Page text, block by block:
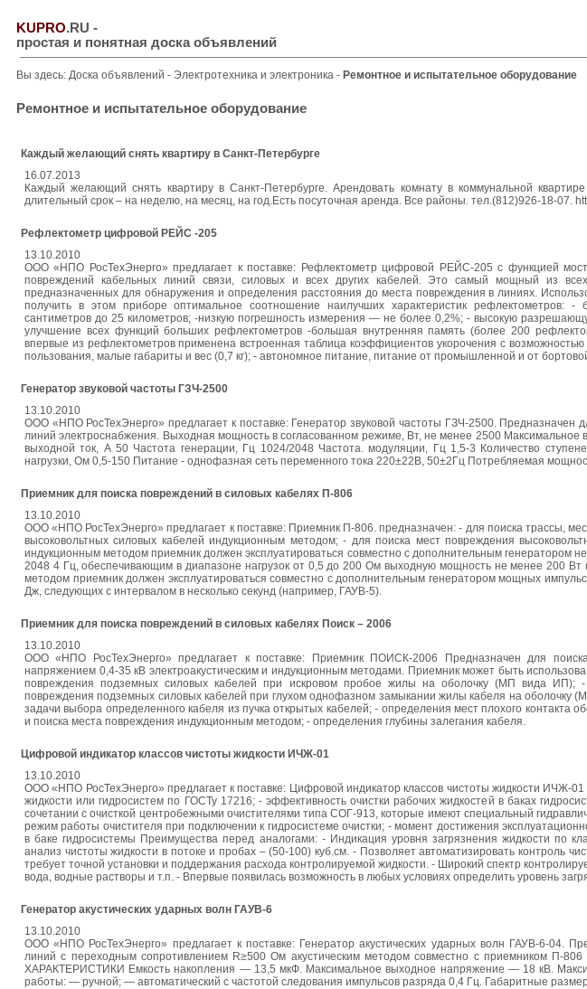
KUPRO.RU -
простая и понятная доска объявлений
Вы здесь: Доска объявлений - Электротехника и электроника - Ремонтное и испытательное оборудование
Ремонтное и испытательное оборудование
Каждый желающий снять квартиру в Санкт-Петербурге
16.07.2013
Каждый желающий снять квартиру в Санкт-Петербурге. Арендовать комнату в коммунальной
длительный срок – на неделю, на месяц, на год.Есть посуточная аренда. Все районы. тел.(812)926-18-07.
Рефлектометр цифровой РЕЙС -205
13.10.2010
ООО «НПО РосТехЭнерго» предлагает к поставке: Рефлектометр цифровой РЕЙС-205 с функцией
повреждений кабельных линий связи, силовых и всех других кабелей. Это самый мощный из
предназначенных для обнаружения и определения расстояния до места повреждения в линиях.
получить в этом приборе оптимальное соотношение наилучших характеристик рефлектометров:
сантиметров до 25 километров; -низкую погрешность измерения — не более 0,2%; - высокую
улучшение всех функций больших рефлектометров -большая внутренняя память (более 200
впервые из рефлектометров применена встроенная таблица коэффициентов укорочения с
пользования, малые габариты и вес (0,7 кг); - автономное питание, питание от промышленной и от
Генератор звуковой частоты ГЗЧ-2500
13.10.2010
ООО «НПО РосТехЭнерго» предлагает к поставке: Генератор звуковой частоты ГЗЧ-2500. Предназначен
линий электроснабжения. Выходная мощность в согласованном режиме, Вт, не менее 2500
выходной ток, А 50 Частота генерации, Гц 1024/2048 Частота. модуляции, Гц 1,5-3 Количество
нагрузки, Ом 0,5-150 Питание - однофазная сеть переменного тока 220±22В, 50±2Гц Потребляемая
Приемник для поиска повреждений в силовых кабелях П-806
13.10.2010
ООО «НПО РосТехЭнерго» предлагает к поставке: Приемник П-806. предназначен: - для поиска трассы,
высоковольтных силовых кабелей индукционным методом; - для поиска мест повреждения
индукционным методом приемник должен эксплуатироваться совместно с дополнительным генератором
2048 4 Гц, обеспечивающим в диапазоне нагрузок от 0,5 до 200 Ом выходную мощность не менее 200 Вт
методом приемник должен эксплуатироваться совместно с дополнительным генератором мощных
Дж, следующих с интервалом в несколько секунд (например, ГАУВ-5).
Приемник для поиска повреждений в силовых кабелях Поиск – 2006
13.10.2010
ООО «НПО РосТехЭнерго» предлагает к поставке: Приемник ПОИСК-2006 Предназначен для
напряжением 0,4-35 кВ электроакустическим и индукционным методами. Приемник может быть
повреждения подземных силовых кабелей при искровом пробое жилы на оболочку (МП вида ИП); -
повреждения подземных силовых кабелей при глухом однофазном замыкании жилы кабеля на оболочку
задачи выбора определенного кабеля из пучка открытых кабелей; - определения мест плохого контакта
и поиска места повреждения индукционным методом; - определения глубины залегания кабеля.
Цифровой индикатор классов чистоты жидкости ИЧЖ-01
13.10.2010
ООО «НПО РосТехЭнерго» предлагает к поставке: Цифровой индикатор классов чистоты жидкости ИЧЖ-01
жидкости или гидросистем по ГОСТу 17216; - эффективность очистки рабочих жидкостей в баках
сочетании с очисткой центробежными очистителями типа СОГ-913, которые имеют специальный
режим работы очистителя при подключении к гидросистеме очистки; - момент достижения
в баке гидросистемы Преимущества перед аналогами: - Индикация уровня загрязнения жидкости по
анализ чистоты жидкости в потоке и пробах – (50-100) куб.см. - Позволяет автоматизировать контроль
требует точной установки и поддержания расхода контролируемой жидкости. - Широкий спектр
вода, водные растворы и т.п. - Впервые появилась возможность в любых условиях определить уровень
Генератор акустических ударных волн ГАУВ-6
13.10.2010
ООО «НПО РосТехЭнерго» предлагает к поставке: Генератор акустических ударных волн ГАУВ-6-04.
линий с переходным сопротивлением R≥500 Ом акустическим методом совместно с приемником П-
ХАРАКТЕРИСТИКИ Емкость накопления — 13,5 мкФ. Максимальное выходное напряжение — 18 кВ.
работы: — ручной; — автоматический с частотой следования импульсов разряда 0,4 Гц. Габаритные